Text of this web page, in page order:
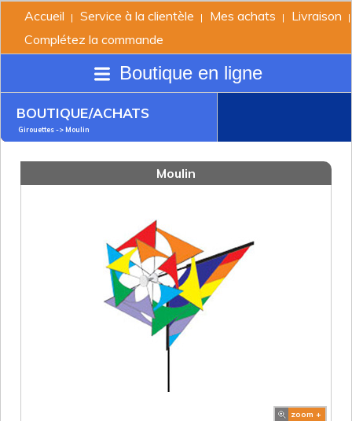
Accueil | Service à la clientèle | Mes achats | Livraison |
Complétez la commande
Boutique en ligne
BOUTIQUE/ACHATS
Girouettes-> Moulin
Moulin
zoom +